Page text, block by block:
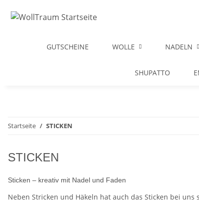
GUTSCHEINE WOLLE NADELN
SHUPATTO
Startseite STICKEN
STICKEN
Sticken – kreativ mit Nadel und Faden
Neben Stricken und Häkeln hat auch das Sticken bei